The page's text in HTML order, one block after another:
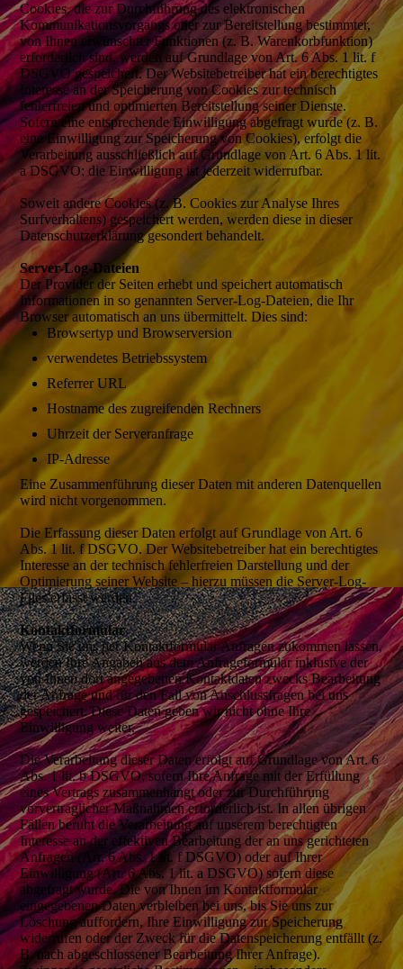
Cookies, die zur Durchführung des elektronischen
Kommunikationsvorgangs oder zur Bereitstellung bestimmter,
von Ihnen erwünschter Funktionen (z. B. Warenkorbfunktion)
erforderlich sind, werden auf Grundlage von Art. 6 Abs. 1 lit. f
DSGVO gespeichert. Der Websitebetreiber hat ein berechtigtes
Interesse an der Speicherung von Cookies zur technisch
fehlerfreien und optimierten Bereitstellung seiner Dienste.
Sofern eine entsprechende Einwilligung abgefragt wurde (z. B.
eine Einwilligung zur Speicherung von Cookies), erfolgt die
Verarbeitung ausschließlich auf Grundlage von Art. 6 Abs. 1 lit.
a DSGVO; die Einwilligung ist jederzeit widerrufbar.
Soweit andere Cookies (z. B. Cookies zur Analyse Ihres
Surfverhaltens) gespeichert werden, werden diese in dieser
Datenschutzerklärung gesondert behandelt.
Server-Log-Dateien
Der Provider der Seiten erhebt und speichert automatisch
Informationen in so genannten Server-Log-Dateien, die Ihr
Browser automatisch an uns übermittelt. Dies sind:
Browsertyp und Browserversion
verwendetes Betriebssystem
Referrer URL
Hostname des zugreifenden Rechners
Uhrzeit der Serveranfrage
IP-Adresse
Eine Zusammenführung dieser Daten mit anderen Datenquellen
wird nicht vorgenommen.
Die Erfassung dieser Daten erfolgt auf Grundlage von Art. 6
Abs. 1 lit. f DSGVO. Der Websitebetreiber hat ein berechtigtes
Interesse an der technisch fehlerfreien Darstellung und der
Optimierung seiner Website – hierzu müssen die Server-Log-
Files erfasst werden.
Kontaktformular
Wenn Sie uns per Kontaktformular Anfragen zukommen lassen,
werden Ihre Angaben aus dem Anfrageformular inklusive der
von Ihnen dort angegebenen Kontaktdaten zwecks Bearbeitung
der Anfrage und für den Fall von Anschlussfragen bei uns
gespeichert. Diese Daten geben wir nicht ohne Ihre
Einwilligung weiter.
Die Verarbeitung dieser Daten erfolgt auf Grundlage von Art. 6
Abs. 1 lit. b DSGVO, sofern Ihre Anfrage mit der Erfüllung
eines Vertrags zusammenhängt oder zur Durchführung
vorvertraglicher Maßnahmen erforderlich ist. In allen übrigen
Fällen beruht die Verarbeitung auf unserem berechtigten
Interesse an der effektiven Bearbeitung der an uns gerichteten
Anfragen (Art. 6 Abs. 1 lit. f DSGVO) oder auf Ihrer
Einwilligung (Art. 6 Abs. 1 lit. a DSGVO) sofern diese
abgefragt wurde. Die von Ihnen im Kontaktformular
eingegebenen Daten verbleiben bei uns, bis Sie uns zur
Löschung auffordern, Ihre Einwilligung zur Speicherung
widerrufen oder der Zweck für die Datenspeicherung entfällt (z.
B. nach abgeschlossener Bearbeitung Ihrer Anfrage).